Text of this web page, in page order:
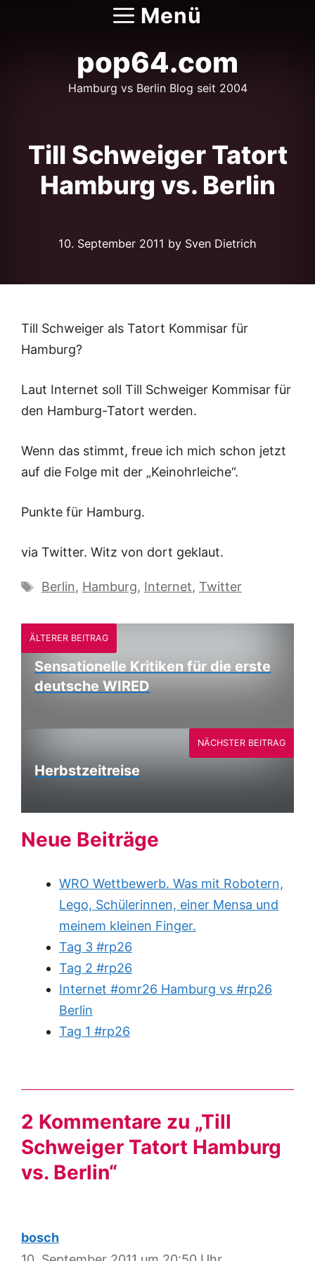
Menü
pop64.com
Hamburg vs Berlin Blog seit 2004
Till Schweiger Tatort
Hamburg vs. Berlin
10. September 2011 by Sven Dietrich
Till Schweiger als Tatort Kommisar für
Hamburg?
Laut Internet soll Till Schweiger Kommisar für
den Hamburg-Tatort werden.
Wenn das stimmt, freue ich mich schon jetzt
auf die Folge mit der „Keinohrleiche“.
Punkte für Hamburg.
via Twitter. Witz von dort geklaut.
Schlagwörter
Berlin, Hamburg, Internet, Twitter
ÄLTERER BEITRAG
Sensationelle Kritiken für die erste
deutsche WIRED
Herbstzeitreise
NÄCHSTER BEITRAG
Neue Beiträge
WRO Wettbewerb. Was mit Robotern,
Lego, Schülerinnen, einer Mensa und
meinem kleinen Finger.
Tag 3 #rp26
Tag 2 #rp26
Internet #omr26 Hamburg vs #rp26
Berlin
Tag 1 #rp26
2 Kommentare zu „Till
Schweiger Tatort Hamburg
vs. Berlin“
bosch